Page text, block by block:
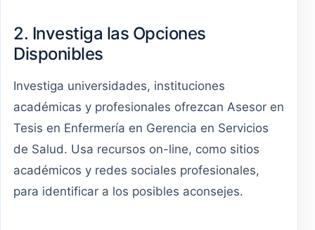
2. Investiga las Opciones
Disponibles
Investiga universidades, instituciones
académicas y profesionales ofrezcan Asesor en
Tesis en Enfermería en Gerencia en Servicios
de Salud. Usa recursos on-line, como sitios
académicos y redes sociales profesionales,
para identificar a los posibles aconsejes.